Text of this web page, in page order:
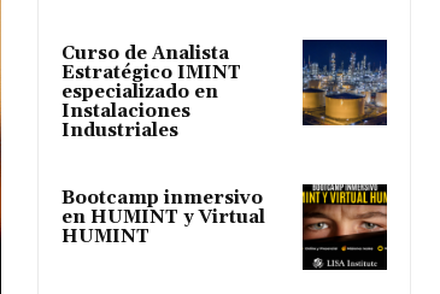
Curso de Analista
Estratégico IMINT
especializado en
Instalaciones
Industriales
Bootcamp inmersivo
en HUMINT y Virtual
HUMINT